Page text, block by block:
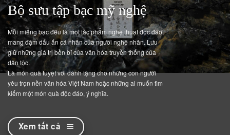
Bộ sưu tập bạc mỹ nghệ
Mỗi miếng bạc đều là một tác phẩm nghệ thuật độc đáo,
mang đậm dấu ấn cá nhân của người nghệ nhân. Lưu
giữ những giá trị bền bỉ của văn hóa truyền thống của
dân tộc.
Là món quà tuyệt vời dành tặng cho những con người
yêu trọn nền văn hóa Việt Nam hoặc những ai muốn tìm
kiếm một món quà độc đáo, ý nghĩa.
Xem tất cả